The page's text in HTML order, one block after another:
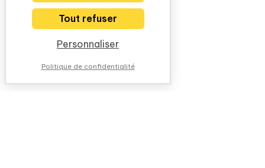
Tout refuser
Personnaliser
Politique de confidentialité